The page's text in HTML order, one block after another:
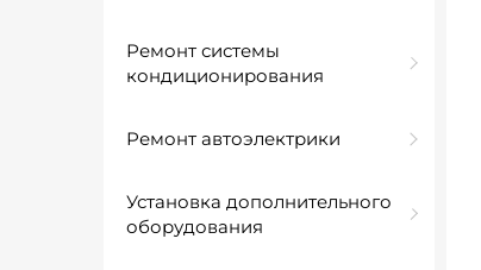
Ремонт системы
кондиционирования
Ремонт автоэлектрики
Установка дополнительного
оборудования